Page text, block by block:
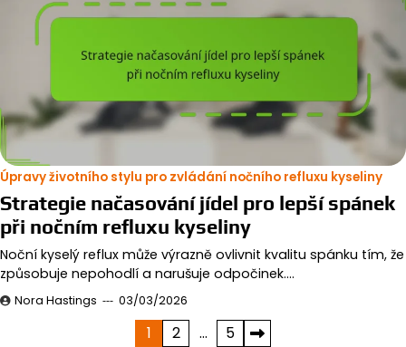
Úpravy životního stylu pro zvládání nočního refluxu kyseliny
Strategie načasování jídel pro lepší spánek
při nočním refluxu kyseliny
Noční kyselý reflux může výrazně ovlivnit kvalitu spánku tím, že
způsobuje nepohodlí a narušuje odpočinek.…
Nora Hastings 03/03/2026
1 2 … 5